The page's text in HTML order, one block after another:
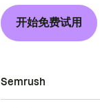
开始免费试用
Semrush